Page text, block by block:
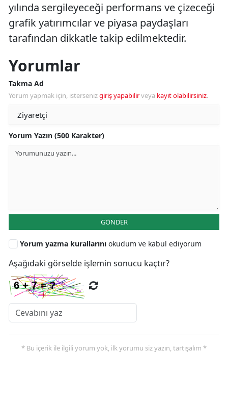
yılında sergileyeceği performans ve çizeceği
grafik yatırımcılar ve piyasa paydaşları
tarafından dikkatle takip edilmektedir.
Yorumlar
Takma Ad
Yorum yapmak için, istersenizgiriş yapabilirveya kayıt olabilirsiniz.
Yorum Yazın (500 Karakter)
GÖNDER
Yorum yazma kurallarını okudum ve kabul ediyorum
Aşağıdaki görselde işlemin sonucu kaçtır?
* Bu içerik ile ilgili yorum yok, ilk yorumu siz yazın, tartışalım *